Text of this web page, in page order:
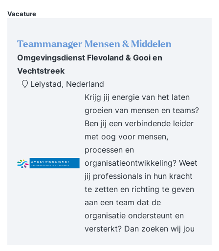
Vacature
Teammanager Mensen & Middelen
Omgevingsdienst Flevoland & Gooi en
Vechtstreek
Lelystad, Nederland
Krijg jij energie van het laten
groeien van mensen en teams?
Ben jij een verbindende leider
met oog voor mensen,
processen en
organisatieontwikkeling? Weet
jij professionals in hun kracht
te zetten en richting te geven
aan een team dat de
organisatie ondersteunt en
versterkt? Dan zoeken wij jou